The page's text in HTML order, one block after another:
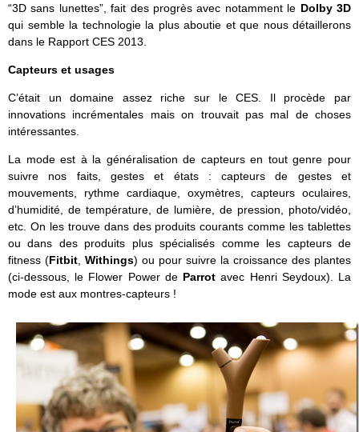
“3D sans lunettes”, fait des progrès avec notamment le Dolby 3D
qui semble la technologie la plus aboutie et que nous détaillerons
dans le Rapport CES 2013.
Capteurs et usages
C’était un domaine assez riche sur le CES. Il procède par
innovations incrémentales mais on trouvait pas mal de choses
intéressantes.
La mode est à la généralisation de capteurs en tout genre pour
suivre nos faits, gestes et états : capteurs de gestes et
mouvements, rythme cardiaque, oxymètres, capteurs oculaires,
d’humidité, de température, de lumière, de pression, photo/vidéo,
etc. On les trouve dans des produits courants comme les tablettes
ou dans des produits plus spécialisés comme les capteurs de
fitness (Fitbit, Withings) ou pour suivre la croissance des plantes
(ci-dessous, le Flower Power de Parrotavec Henri Seydoux). La
mode est aux montres-capteurs !